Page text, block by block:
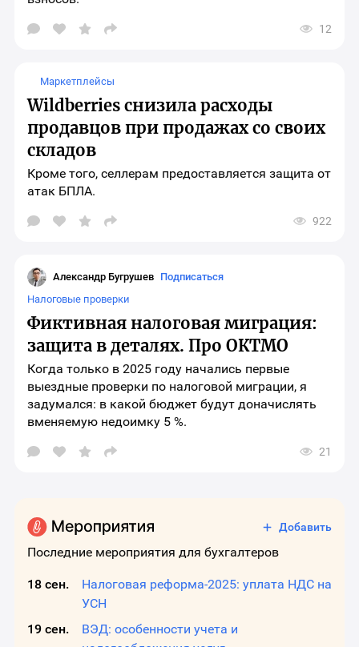
Открыть
сетей
шаринга
12
Маркетплейсы
Wildberries снизила расходы
продавцов при продажах со своих
складов
Кроме того, селлерам предоставляется защита от
атак БПЛА.
Открыть
сетей
для
шаринга
922
Александр Бугрушев Подписаться
Налоговые проверки
Фиктивная налоговая миграция:
защита в деталях. Про ОКТМО
Когда только в 2025 году начались первые
выездные проверки по налоговой миграции, я
задумался: в какой бюджет будут доначислять
вменяемую недоимку 5 %.
Открыть
шаринга
21
Последние мероприятия для бухгалтеров
Добавить
18 сен.
Налоговая реформа-2025: уплата НДС на
УСН
19 сен.
ВЭД: особенности учета и